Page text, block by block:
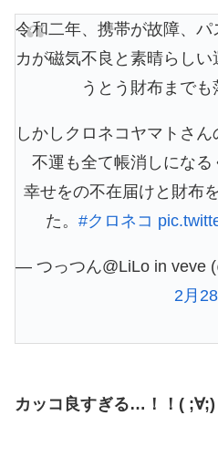
令和二年、携帯が故障、
カが磁気不良と素晴らし
うとう財布までも
しかしクロネコヤマトさ
不運も全て帳消しになる
幸せをの不在届けと財布
た。 #クロネコ
— つっつん@LiLo in veve
2月
カッコ良すぎる…！！( ;∀;)